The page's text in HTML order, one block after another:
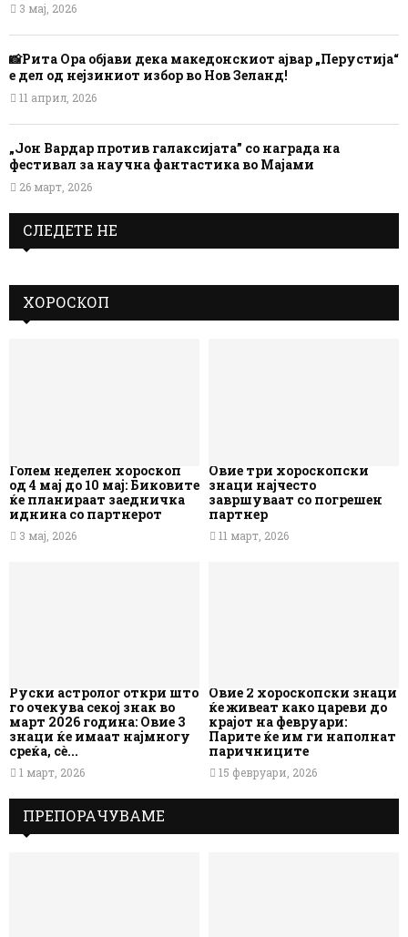
3 мај, 2026
📸Рита Ора објави дека македонскиот ајвар „Перустија“
е дел од нејзиниот избор во Нов Зеланд!
11 април, 2026
„Јон Вардар против галаксијата” со награда на
фестивал за научна фантастика во Мајами
26 март, 2026
СЛЕДЕТЕ НЕ
ХОРОСКОП
Голем неделен хороскоп
од 4 мај до 10 мај: Биковите
ќе планираат заедничка
иднина со партнерот
3 мај, 2026
Овие три хороскопски
знаци најчесто
завршуваат со погрешен
партнер
11 март, 2026
Руски астролог откри што
го очекува секој знак во
март 2026 година: Овие 3
знаци ќе имаат најмногу
среќа, сè...
1 март, 2026
Овие 2 хороскопски знаци
ќе живеат како цареви до
крајот на февруари:
Парите ќе им ги наполнат
паричниците
15 февруари, 2026
ПРЕПОРАЧУВАМЕ